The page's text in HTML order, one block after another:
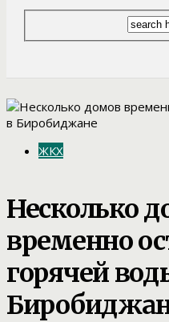
ЖКХ
Несколько
временно
горячей